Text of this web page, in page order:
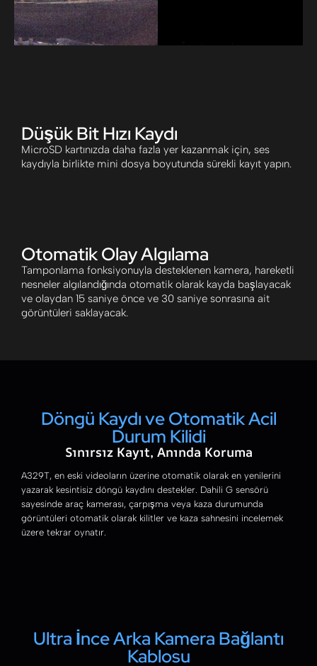
Düşük Bit Hızı Kaydı
MicroSD kartınızda daha fazla yer kazanmak için, ses
kaydıyla birlikte mini dosya boyutunda sürekli kayıt yapın.
Otomatik Olay Algılama
Tamponlama fonksiyonuyla desteklenen kamera, hareketli
nesneler algılandığında otomatik olarak kayda başlayacak
ve olaydan 15 saniye önce ve 30 saniye sonrasına ait
görüntüleri saklayacak.
Döngü Kaydı ve Otomatik Acil
Durum Kilidi
Sınırsız Kayıt, Anında Koruma
A329T, en eski videoların üzerine otomatik olarak en yenilerini
yazarak kesintisiz döngü kaydını destekler. Dahili G sensörü
sayesinde araç kamerası, çarpışma veya kaza durumunda
görüntüleri otomatik olarak kilitler ve kaza sahnesini incelemek
üzere tekrar oynatır.
Ultra İnce Arka Kamera Bağlantı
Kablosu